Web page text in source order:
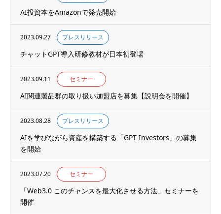
AI投資本をAmazonで発売開始
2023.09.27 プレスリリース
チャットGPT導入研修教材が日本初登場
2023.09.11 セミナー
AI関連製品群の取り扱い加盟店を募集【説明会を開催】
2023.08.28 プレスリリース
AIを学びながら資産を構築する「GPT Investors」の募集
を開始
2023.07.20 セミナー
「Web3.0 このチャンスを最大化させる方法」セミナーを
開催